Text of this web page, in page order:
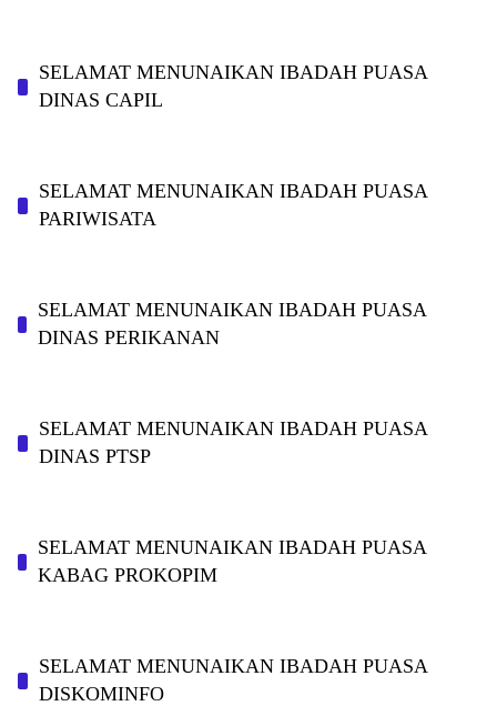
SELAMAT MENUNAIKAN IBADAH PUASA
DINAS CAPIL
SELAMAT MENUNAIKAN IBADAH PUASA
PARIWISATA
SELAMAT MENUNAIKAN IBADAH PUASA
DINAS PERIKANAN
SELAMAT MENUNAIKAN IBADAH PUASA
DINAS PTSP
SELAMAT MENUNAIKAN IBADAH PUASA
KABAG PROKOPIM
SELAMAT MENUNAIKAN IBADAH PUASA
DISKOMINFO